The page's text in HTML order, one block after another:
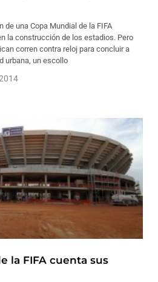
una Copa Mundial de la FIFA
la construcción de los estadios. Pero
corren contra reloj para concluir a
urbana, un escollo
la FIFA cuenta sus